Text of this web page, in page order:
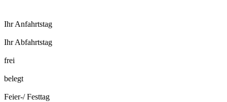
Ihr Anfahrtstag
Ihr Abfahrtstag
frei
belegt
Feier-/ Festtag